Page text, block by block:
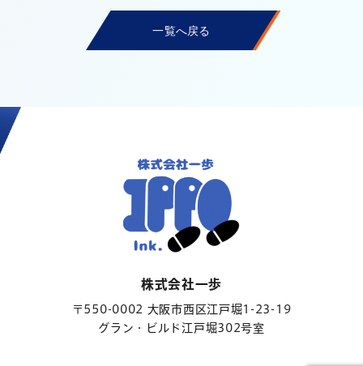
一覧へ戻る
株式会社一歩
〒550-0002 大阪市西区江戸堀1-23-19
グラン・ビルド江戸堀302号室